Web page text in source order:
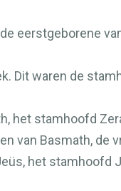
eerstgeborene
Dit waren de
het stamhoofd
van Basmath, de
het stamhoofd